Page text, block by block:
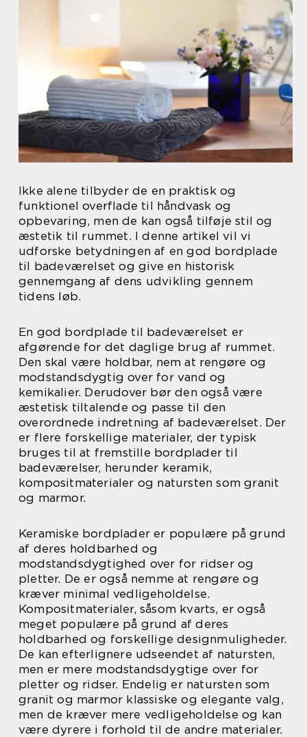
Ikke alene tilbyder de en praktisk og
funktionel overflade til håndvask og
opbevaring, men de kan også tilføje stil og
æstetik til rummet. I denne artikel vil vi
udforske betydningen af en god bordplade
til badeværelset og give en historisk
gennemgang af dens udvikling gennem
tidens løb.
En god bordplade til badeværelset er
afgørende for det daglige brug af rummet.
Den skal være holdbar, nem at rengøre og
modstandsdygtig over for vand og
kemikalier. Derudover bør den også være
æstetisk tiltalende og passe til den
overordnede indretning af badeværelset. Der
er flere forskellige materialer, der typisk
bruges til at fremstille bordplader til
badeværelser, herunder keramik,
kompositmaterialer og natursten som granit
og marmor.
Keramiske bordplader er populære på grund
af deres holdbarhed og
modstandsdygtighed over for ridser og
pletter. De er også nemme at rengøre og
kræver minimal vedligeholdelse.
Kompositmaterialer, såsom kvarts, er også
meget populære på grund af deres
holdbarhed og forskellige designmuligheder.
De kan efterlignere udseendet af natursten,
men er mere modstandsdygtige over for
pletter og ridser. Endelig er natursten som
granit og marmor klassiske og elegante valg,
men de kræver mere vedligeholdelse og kan
være dyrere i forhold til de andre materialer.